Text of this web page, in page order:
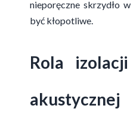
nieporęczne skrzydło
być kłopotliwe.
Rola
akustycznej